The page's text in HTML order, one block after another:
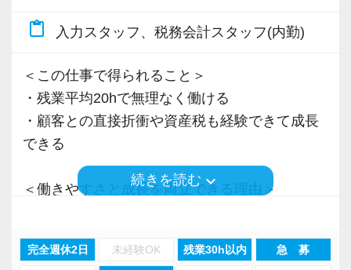
content_paste 入力スタッフ、税務会計スタッフ(内勤)
＜この仕事で得られること＞
・残業平均20hで無理なく働ける
・顧客との直接折衝や資産税も経験できて成長
できる
＜働きやすさと成長を両立できる理由＞
・顧客対応や提案業務に集中可能
続きを読むkeyboard_arrow_down
完全週休2日 未経験OK 残業30h以内 急 募